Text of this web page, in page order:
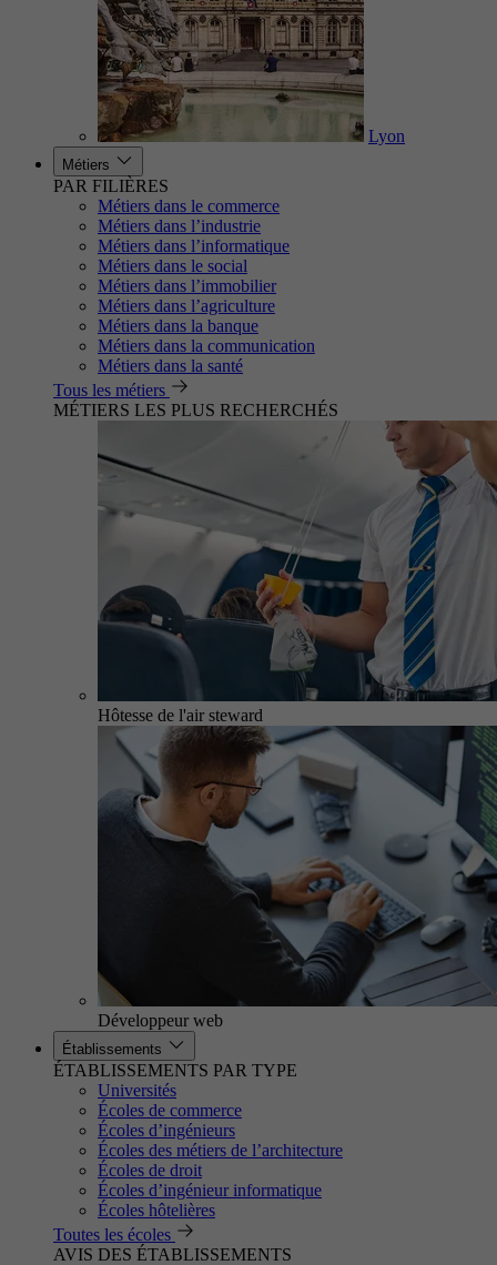
Lyon
Métiers
PAR FILIÈRES
Métiers dans le commerce
Métiers dans l’industrie
Métiers dans l’informatique
Métiers dans le social
Métiers dans l’immobilier
Métiers dans l’agriculture
Métiers dans la banque
Métiers dans la communication
Métiers dans la santé
Tous les métiers
MÉTIERS LES PLUS RECHERCHÉS
Hôtesse de l'air steward
Développeur web
Établissements
ÉTABLISSEMENTS PAR TYPE
Universités
Écoles de commerce
Écoles d’ingénieurs
Écoles des métiers de l’architecture
Écoles de droit
Écoles d’ingénieur informatique
Écoles hôtelières
Toutes les écoles
AVIS DES ÉTABLISSEMENTS